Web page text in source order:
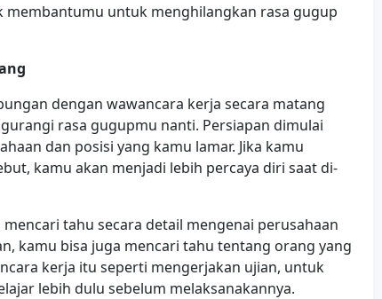
untuk menghilangkan rasa gugup
dengan wawancara kerja secara matang
rasa gugupmu nanti. Persiapan dimulai
dan posisi yang kamu lamar. Jika kamu
kamu akan menjadi lebih percaya diri saat di-
tahu secara detail mengenai perusahaan
kamu bisa juga mencari tahu tentang orang yang
kerja itu seperti mengerjakan ujian, untuk
lebih dulu sebelum melaksanakannya.